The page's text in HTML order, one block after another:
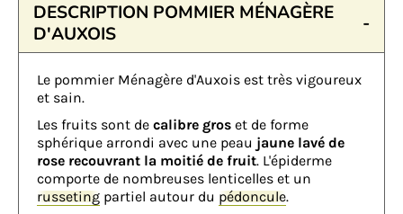
DESCRIPTION POMMIER MÉNAGÈRE
D'AUXOIS
Le pommier Ménagère d'Auxois est très vigoureux
et sain.
Les fruits sont de calibre gros et de forme
sphérique arrondi avec une peau jaune lavé de
rose recouvrant la moitié de fruit. L'épiderme
comporte de nombreuses lenticelles et un
russeting partiel autour du pédoncule.